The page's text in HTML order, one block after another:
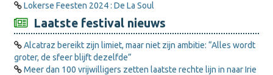
Lokerse Feesten 2024 : De La Soul
Laatste festival nieuws
Alcatraz bereikt zijn limiet, maar niet zijn ambitie: “Alles wordt
groter, de sfeer blijft dezelfde”
Meer dan 100 vrijwilligers zetten laatste rechte lijn in naar Irie